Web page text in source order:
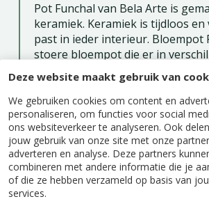
Deze website maakt gebruik van
We gebruiken cookies om content en
personaliseren, om functies voor social
ons websiteverkeer te analyseren. Ook
jouw gebruik van onze site met onze
adverteren en analyse. Deze partners
combineren met andere informatie die je
of die ze hebben verzameld op basis van
services.
Pot Funchal van Bela Arte is
keramiek. Keramiek is tijdloos en
past in ieder interieur. Bloempot
stoere bloempot die er in
kleuren is. Doordat de bloempot
gemaakt is iedere pot uniek en
qua kleur en afmeting. Laat je
uitkomen in de juiste bloempot.
Deze witte Pot Funchal heeft
van 25,5 cm.